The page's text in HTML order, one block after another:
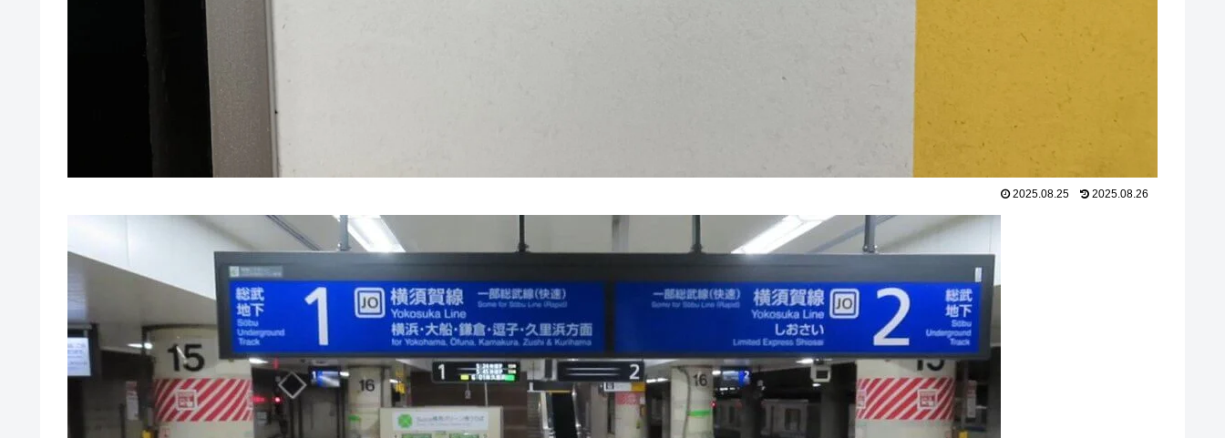
2025.08.25 2025.08.26